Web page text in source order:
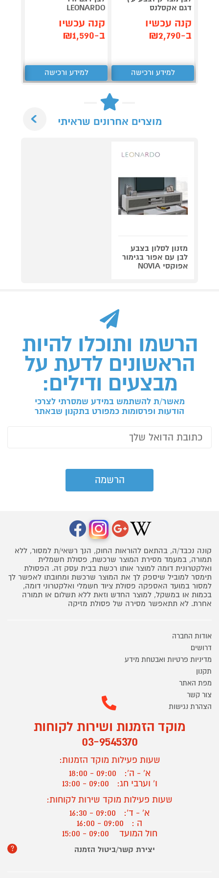
דגם אקסלנס
קנה עכשיו
ב-₪2,790
למידע ורכישה
LEONARDO
קנה עכשיו
ב-₪1,590
למידע ורכישה
מוצרים אחרונים שראיתי
מזנון לסלון בצבע
לבן עם אפור בגימור
אפוקסי NOVIA
הרשמו ותוכלו להיות
הראשונים לדעת על
מבצעים ודילים:
מאשר/ת להשתמש במידע שמסרתי לצרכי
הודעות ופרסומות כמפורט בתקנון שבאתר
קונה נכבד/ה, בהתאם להוראות החוק, הנך רשאי/ת למסור, ללא
תמורה, במעמד מסירת המוצר שרכשת, פסולת חשמלית
ואלקטרונית דומה למוצר אותו רכשת בבית עסק זה. הפסולת
תימסר למוביל שיספק לך את המוצר שרכשת ומחובתו לאפשר לך
למסור במועד האספקה פסולת ציוד חשמלי ואלקטרוני דומה,
בכמות או במשקל, למוצר החדש וזאת ללא תשלום או תמורה
אחרת. לא תתאפשר מסירה של פסולת מזיקה
אודות החברה
דרושים
מדיניות פרטיות ואבטחת מידע
תקנון
מפת האתר
צור קשר
הצהרת נגישות
מוקד הזמנות ושירות לקוחות
03-9545370
שעות פעילות מוקד הזמנות:
א' - ה':
09:00 - 18:00
ו' וערבי חג:
09:00 - 13:00
שעות פעילות מוקד שירות לקוחות:
א' - ד':
09:00 - 16:30
ה :
09:00 - 16:00
חול המועד
? יצירת קשר/ביטול הזמנה